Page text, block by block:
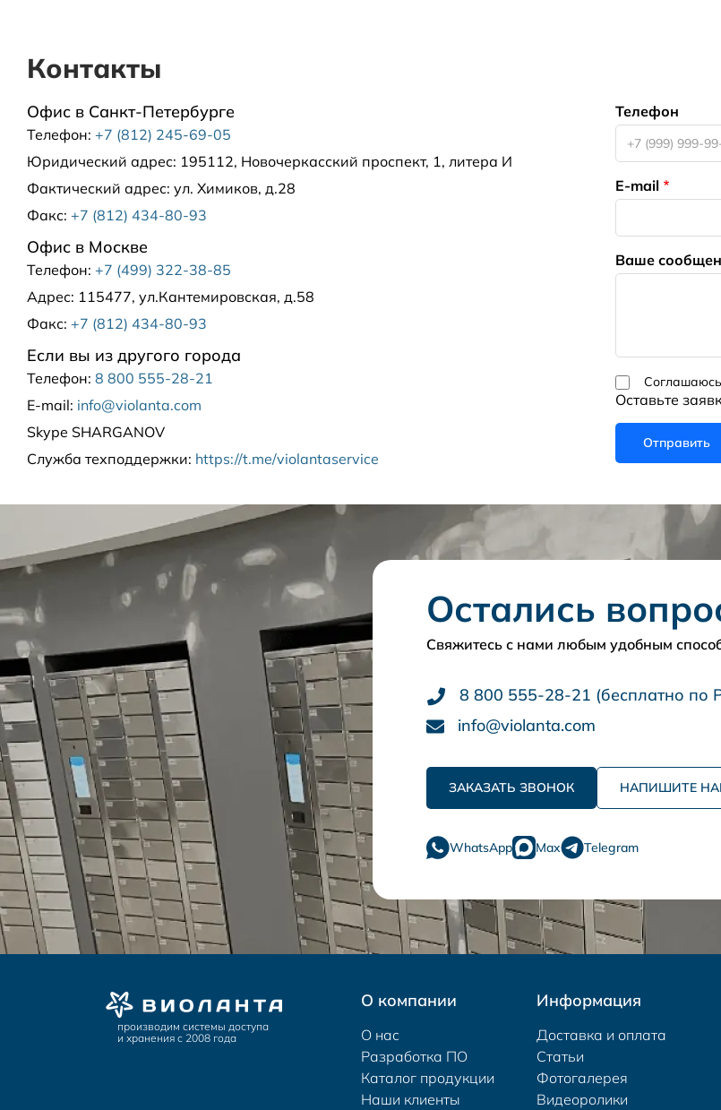
Регионы РФ
Доставка за рубеж
Контакты
Офис в Санкт-Петербурге
Телефон: +7 (812) 245-69-05
Юридический адрес: 195112, Новочеркасский проспект, 1, литера И
Фактический адрес: ул. Химиков, д.28
Факс: +7 (812) 434-80-93
Офис в Москве
Телефон: +7 (499) 322-38-85
Адрес: 115477, ул.Кантемировская, д.58
Факс: +7 (812) 434-80-93
Если вы из другого города
Телефон: 8 800 555-28-21
E-mail: info@violanta.com
Skype SHARGANOV
Служба техподдержки: https://t.me/violantaservice
Телефон
E-mail
Ваше
Оставьте
Остались
Свяжитесь с нами любым удобным
8 800 555-28-21 (бесплатно по
info@violanta.com
ЗАКАЗАТЬ ЗВОНОК НАПИШИТЕ
WhatsApp Max Telegram
производим системы доступа
и хранения с 2008 года
О компании
О нас
Разработка ПО
Каталог продукции
Наши клиенты
Информация
Доставка и оплата
Статьи
Фотогалерея
Видеоролики